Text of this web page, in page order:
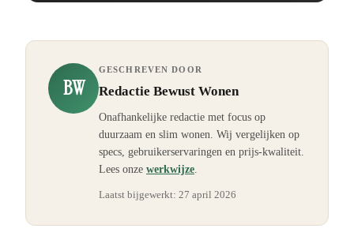
BW
GESCHREVEN DOOR
Redactie Bewust Wonen
Onafhankelijke redactie met focus op
duurzaam en slim wonen. Wij vergelijken op
specs, gebruikerservaringen en prijs-kwaliteit.
Lees onze werkwijze
Laatst bijgewerkt: 27 april 2026